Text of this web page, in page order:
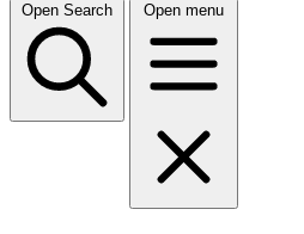
Open Search Open menu